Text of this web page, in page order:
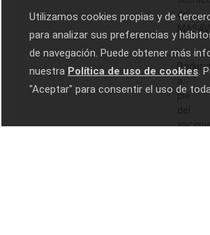
del
MASAV.
-
Parking
pie
Utilizamos cookies propias y de
para analizar sus preferencias y
de navegación. Puede obtener más
nuestra Política de uso de cookies.
"Aceptar" para consentir el uso de